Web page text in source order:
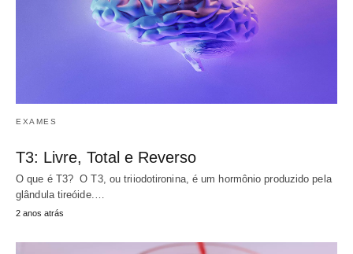
EXAMES
T3: Livre, Total e Reverso
O que é T3? O T3, ou triiodotironina, é um hormônio produzido pela
glândula tireóide.…
2 anos atrás